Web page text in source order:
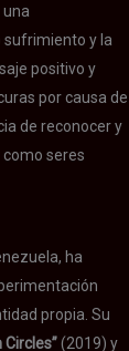
una
sufrimiento y la
positivo y
por causa de
de reconocer y
seres
ha
propia. Su
Circles”(2019) y